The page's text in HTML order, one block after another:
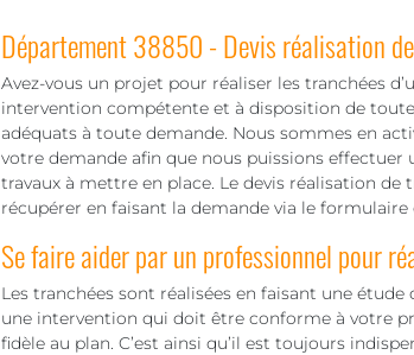
Département 38850 - Devis réalisation
Avez-vous un projet pour réaliser les tranchées
intervention compétente et à disposition de
adéquats à toute demande. Nous sommes en
votre demande afin que nous puissions
travaux à mettre en place. Le devis réalisation de
récupérer en faisant la demande via le
Se faire aider par un professionnel pour
Les tranchées sont réalisées en faisant une
une intervention qui doit être conforme à votre
fidèle au plan. C’est ainsi qu’il est toujours